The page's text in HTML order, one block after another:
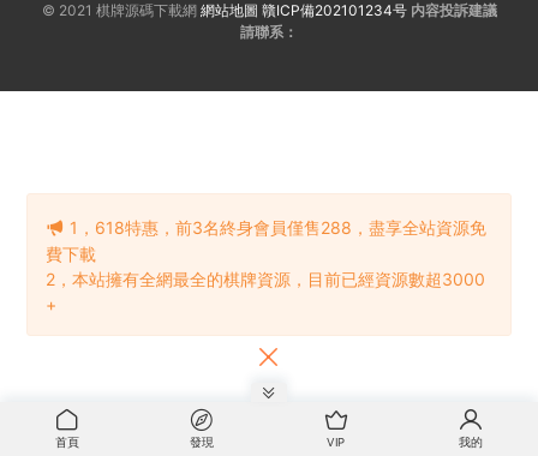
© 2021 棋牌源碼下載網 網站地圖 贛ICP備202101234号 内容投訴建議
請聯系：
首頁 發現 VIP 我的
1，618特惠，前3名終身會員僅售288，盡享全站資源免
費下載
2，本站擁有全網最全的棋牌資源，目前已經資源數超3000
+